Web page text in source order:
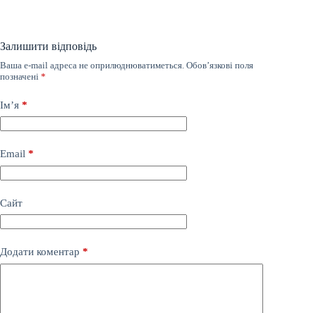
Залишити відповідь
Ваша e-mail адреса не оприлюднюватиметься. Обов’язкові поля
позначені *
Ім’я *
Email *
Сайт
Додати коментар *